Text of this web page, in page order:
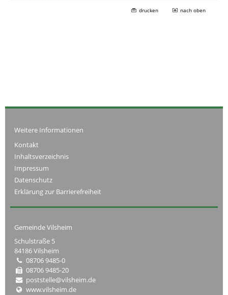
drucken nach oben
Weitere Informationen
Kontakt
Inhaltsverzeichnis
Impressum
Datenschutz
Erklärung zur Barrierefreiheit
Gemeinde Vilsheim
Schulstraße 5
84186 Vilsheim
08706 9485-0
08706 9485-20
poststelle@vilsheim.de
www.vilsheim.de